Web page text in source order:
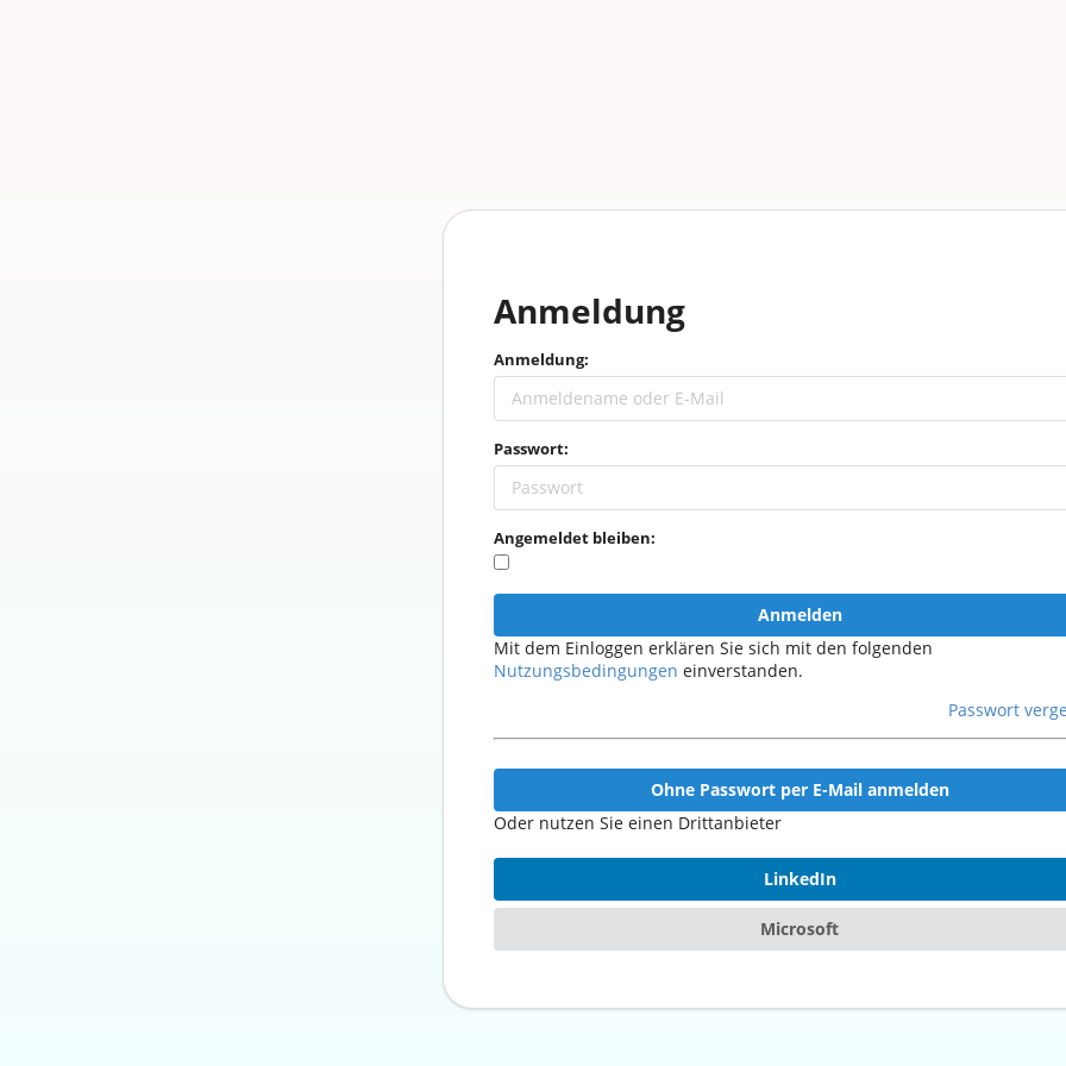
Anmeldung
Anmeldung:
Passwort:
Angemeldet bleiben:
Anmelden
Mit dem Einloggen erklären Sie sich mit den folgenden
Nutzungsbedingungen einverstanden.
Passwort
Ohne Passwort per E-Mail anmelden
Oder nutzen Sie einen Drittanbieter
LinkedIn
Microsoft